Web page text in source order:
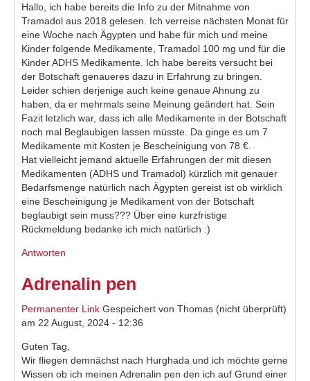
Hallo, ich habe bereits die Info zu der Mitnahme von
Tramadol aus 2018 gelesen. Ich verreise nächsten Monat für
eine Woche nach Ägypten und habe für mich und meine
Kinder folgende Medikamente, Tramadol 100 mg und für die
Kinder ADHS Medikamente. Ich habe bereits versucht bei
der Botschaft genaueres dazu in Erfahrung zu bringen.
Leider schien derjenige auch keine genaue Ahnung zu
haben, da er mehrmals seine Meinung geändert hat. Sein
Fazit letzlich war, dass ich alle Medikamente in der Botschaft
noch mal Beglaubigen lassen müsste. Da ginge es um 7
Medikamente mit Kosten je Bescheinigung von 78 €.
Hat vielleicht jemand aktuelle Erfahrungen der mit diesen
Medikamenten (ADHS und Tramadol) kürzlich mit genauer
Bedarfsmenge natürlich nach Ägypten gereist ist ob wirklich
eine Bescheinigung je Medikament von der Botschaft
beglaubigt sein muss??? Über eine kurzfristige
Rückmeldung bedanke ich mich natürlich :)
Antworten
Adrenalin pen
Permanenter Link Gespeichert von Thomas (nicht überprüft)
am 22 August, 2024 - 12:36
Guten Tag,
Wir fliegen demnächst nach Hurghada und ich möchte gerne
Wissen ob ich meinen Adrenalin pen den ich auf Grund einer